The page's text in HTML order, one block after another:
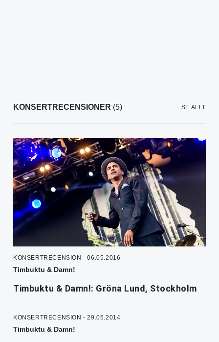
KONSERTRECENSIONER (5) SE ALLT
KONSERTRECENSION - 06.05.2016
Timbuktu & Damn!
Timbuktu & Damn!: Gröna Lund, Stockholm
KONSERTRECENSION - 29.05.2014
Timbuktu & Damn!